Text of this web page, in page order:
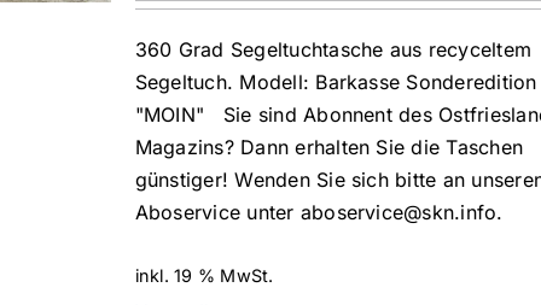
360 Grad Segeltuchtasche aus recyceltem
Segeltuch. Modell: Barkasse Sonderedition
"MOIN" Sie sind Abonnent des
Magazins? Dann erhalten Sie die Taschen
günstiger! Wenden Sie sich bitte an
Aboservice unter aboservice@skn.info.
inkl. 19 % MwSt.